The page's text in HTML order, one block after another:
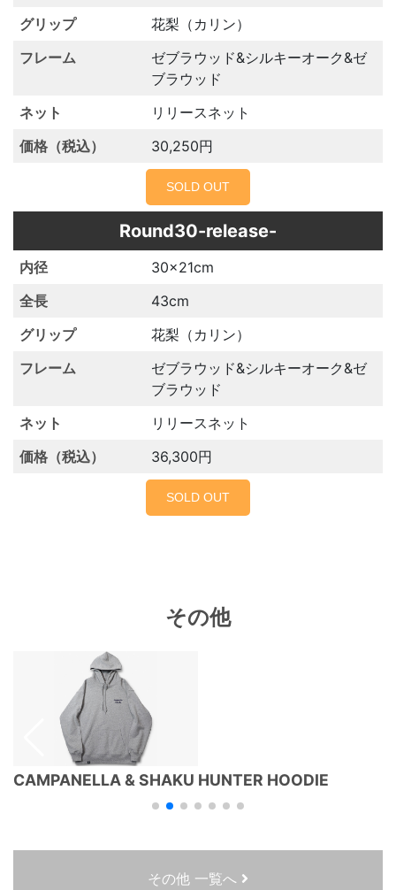
花梨（カリン）
ゼブラウッド&シルキーオーク&ゼ
ブラウッド
リリースネット
30,250円
SOLD OUT
Round30-release-
30×21cm
43cm
花梨（カリン）
ゼブラウッド&シルキーオーク&ゼ
ブラウッド
リリースネット
36,300円
SOLD OUT
その他
CAMPANELLA & SHAKU HUNTER HOODIE
その他 一覧へ